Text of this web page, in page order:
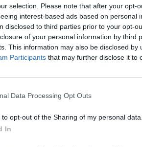
selection. Please note that after your opt-
interest-based ads based on personal
disclosed to third parties prior to your opt-
of your personal information by third
This information may also be disclosed by
Participants that may further disclose it to
Data Processing Opt Outs
to opt-out of the Sharing of my personal data.
In
– Så dyrt at vi
trenger en
kalkulator